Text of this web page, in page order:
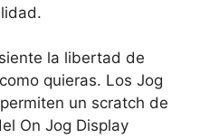
la libertad de
quieras. Los Jog
un scratch de
On Jog Display